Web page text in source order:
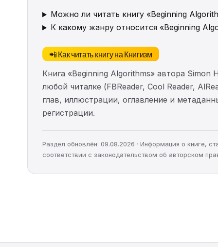
Можно ли читать книгу «Beginning
К какому жанру относится «Beginning
📲 Как читать книгу на Книгизм
Книга «Beginning Algorithms» автора
любой читалке (FBReader, Cool Reader,
глав, иллюстрации, оглавление и
регистрации.
Раздел обновлён: 09.08.2026 · Информация о книге,
соответствии с законодательством об авторском